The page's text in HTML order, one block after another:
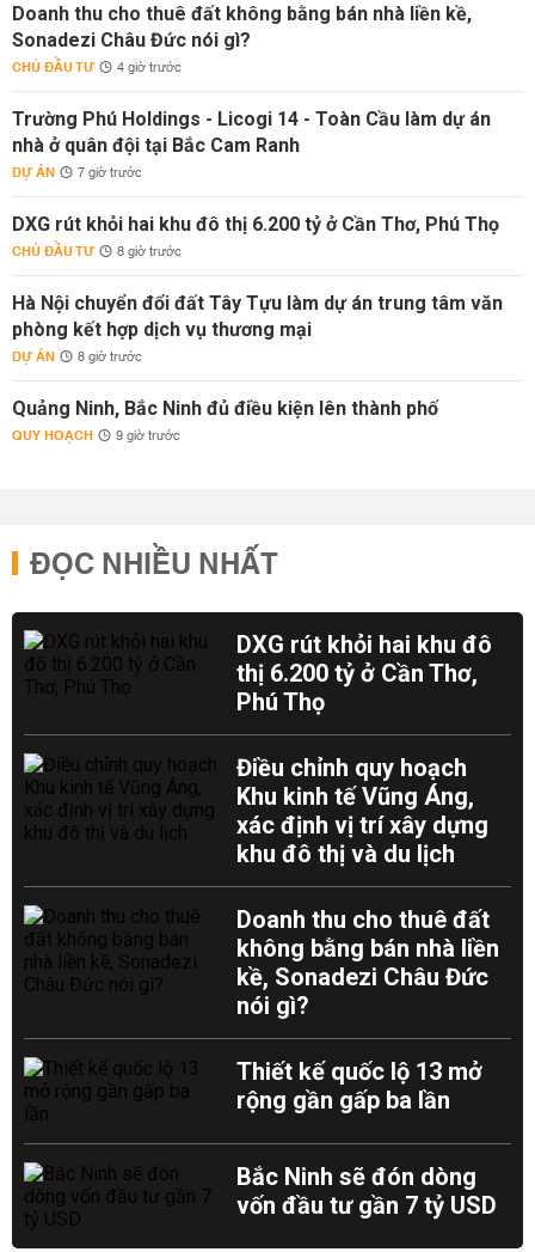
Doanh thu cho thuê đất không bằng bán nhà liền kề,
Sonadezi Châu Đức nói gì?
CHỦ ĐẦU TƯ 4 giờ trước
Trường Phú Holdings - Licogi 14 - Toàn Cầu làm dự án
nhà ở quân đội tại Bắc Cam Ranh
DỰ ÁN 7 giờ trước
DXG rút khỏi hai khu đô thị 6.200 tỷ ở Cần Thơ, Phú Thọ
CHỦ ĐẦU TƯ 8 giờ trước
Hà Nội chuyển đổi đất Tây Tựu làm dự án trung tâm văn
phòng kết hợp dịch vụ thương mại
DỰ ÁN 8 giờ trước
Quảng Ninh, Bắc Ninh đủ điều kiện lên thành phố
QUY HOẠCH 9 giờ trước
ĐỌC NHIỀU NHẤT
DXG rút khỏi hai khu đô
thị 6.200 tỷ ở Cần Thơ,
Phú Thọ
Điều chỉnh quy hoạch
Khu kinh tế Vũng Áng,
xác định vị trí xây dựng
khu đô thị và du lịch
Doanh thu cho thuê đất
không bằng bán nhà liền
kề, Sonadezi Châu Đức
nói gì?
Thiết kế quốc lộ 13 mở
rộng gần gấp ba lần
Bắc Ninh sẽ đón dòng
vốn đầu tư gần 7 tỷ USD